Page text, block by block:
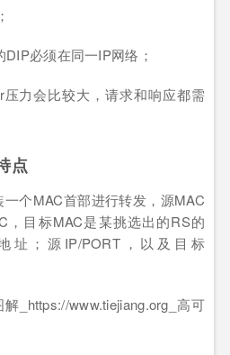
必须在同一IP网络；
力会比较大，请求和响应都需
点
个MAC首部进行转发，源MAC
，目标MAC是某挑选出的RS的
址；源IP/PORT，以及目标